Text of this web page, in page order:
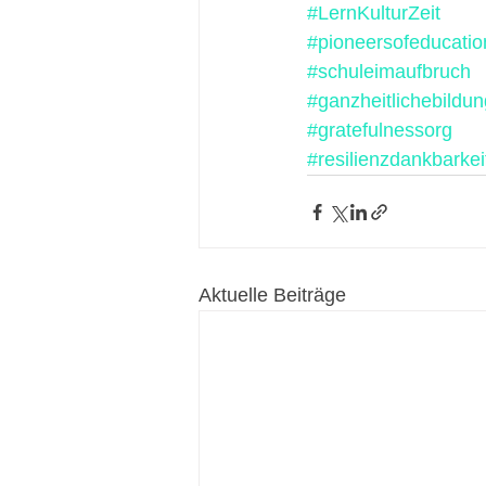
#LernKulturZeit
#schuleimaufbruch
#gratefulnessorg
Aktuelle Beiträge